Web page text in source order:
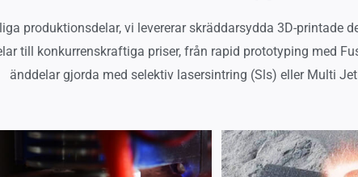
produktionsdelar, vi levererar skräddarsydda 3D-printade
till konkurrenskraftiga priser, från rapid prototyping med
änddelar gjorda med selektiv lasersintring (Sls) eller Multi